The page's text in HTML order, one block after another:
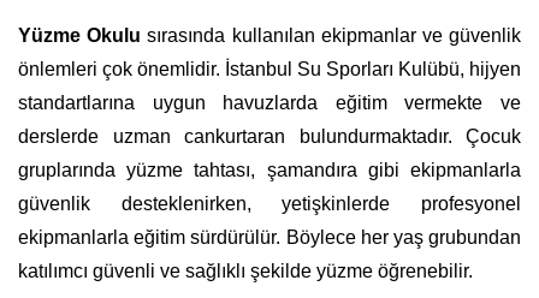
Yüzme Okulu sırasında kullanılan ekipmanlar ve güvenlik
önlemleri çok önemlidir. İstanbul Su Sporları Kulübü, hijyen
standartlarına uygun havuzlarda eğitim vermekte ve
derslerde uzman cankurtaran bulundurmaktadır. Çocuk
gruplarında yüzme tahtası, şamandıra gibi ekipmanlarla
güvenlik desteklenirken, yetişkinlerde profesyonel
ekipmanlarla eğitim sürdürülür. Böylece her yaş grubundan
katılımcı güvenli ve sağlıklı şekilde yüzme öğrenebilir.